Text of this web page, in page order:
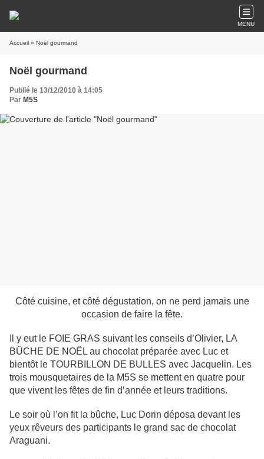
MENU
Accueil » Noël gourmand
Noël gourmand
Publié le 13/12/2010 à 14:05
Par M5S
Côté cuisine, et côté dégustation, on ne perd jamais une
occasion de faire la fête.
Il y eut le FOIE GRAS suivant les conseils d’Olivier, LA
BÛCHE DE NOËL au chocolat préparée avec Luc et
bientôt le TOURBILLON DE BULLES avec Jacquelin. Les
trois mousquetaires de la M5S se mettent en quatre pour
que vivent les fêtes de fin d’année et leurs traditions.
Le soir où l’on fit la bûche, Luc Dorin déposa devant les
yeux rêveurs des participants le grand sac de chocolat
Araguani.